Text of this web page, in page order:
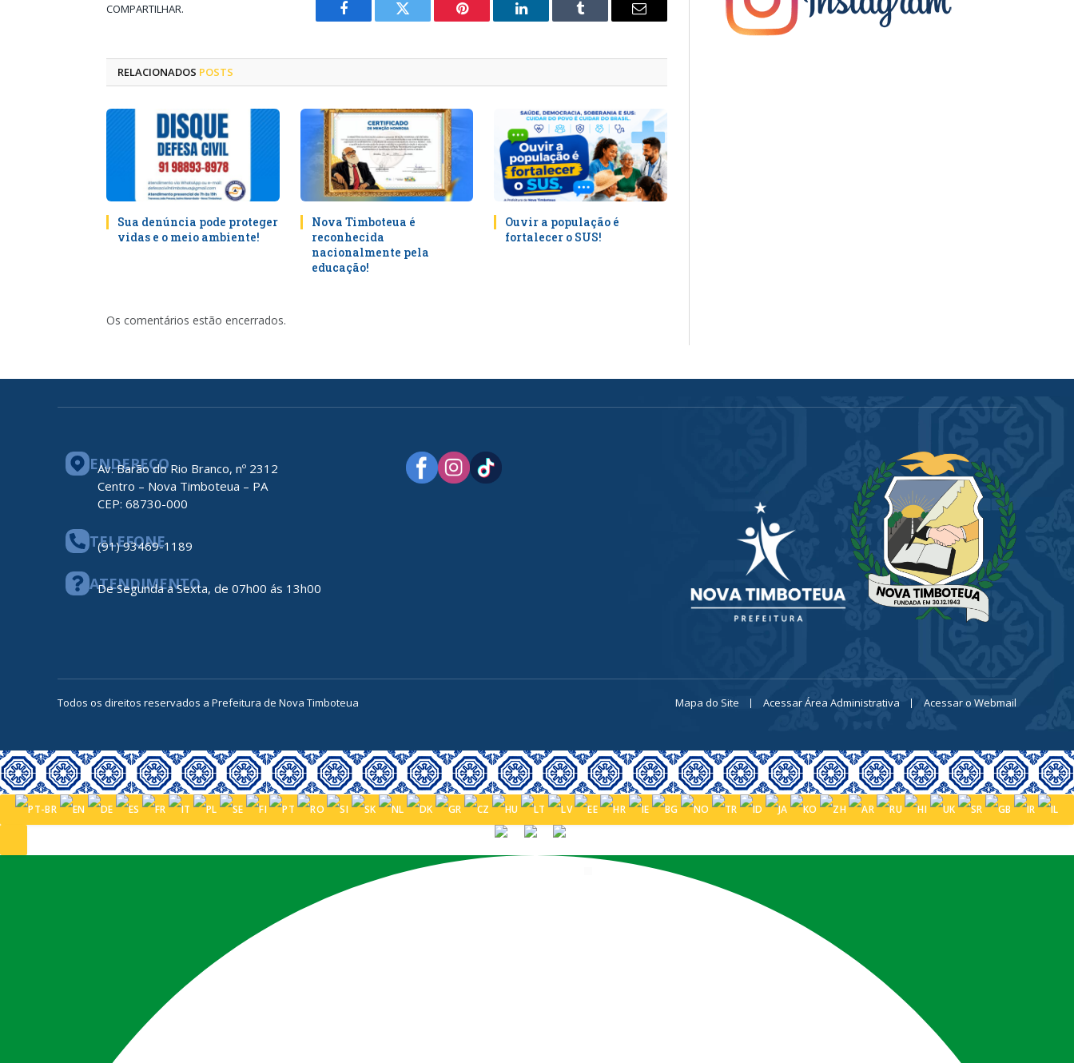
COMPARTILHAR.
Facebook Twitter Pinterest LinkedIn Tumblr
E-
RELACIONADOS POSTS
Sua denúncia pode proteger
vidas e o meio ambiente!
Nova Timboteua é
reconhecida
nacionalmente pela
educação!
Ouvir a população é
fortalecer o SUS!
Os comentários estão encerrados.
ENDEREÇO
Av. Barão do Rio Branco, nº 2312
Centro – Nova Timboteua – PA
CEP: 68730-000
TELEFONE
(91) 93469-1189
ATENDIMENTO
De Segunda a Sexta, de 07h00 ás 13h00
Todos os direitos reservados a Prefeitura de Nova Timboteua Mapa do Site Acessar Área Administrativa Acessar o Webmail